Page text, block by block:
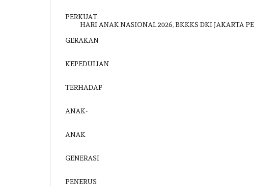
HARI ANAK NASIONAL 2026, BKKKS DKI JAKARTA